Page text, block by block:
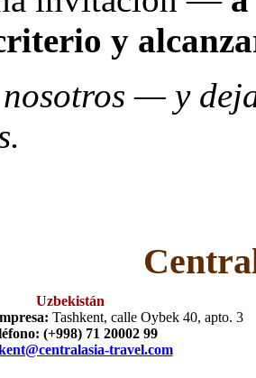
y
— y
Uzbekistán
Tashkent, calle Oybek 40, apto. 3
(+998) 71 20002 99
travel.com